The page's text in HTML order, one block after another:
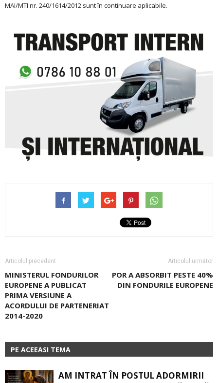
MAI/MTI nr. 240/1614/2012 sunt în continuare aplicabile.
Articolul precedent
MINISTERUL FONDURILOR
EUROPENE A PUBLICAT
PRIMA VERSIUNE A
ACORDULUI DE PARTENERIAT
2014-2020
Articolul următor
POR A ABSORBIT PESTE 40%
DIN FONDURILE EUROPENE
PE ACEEASI TEMA
AM INTRAT ÎN POSTUL ADORMIRII